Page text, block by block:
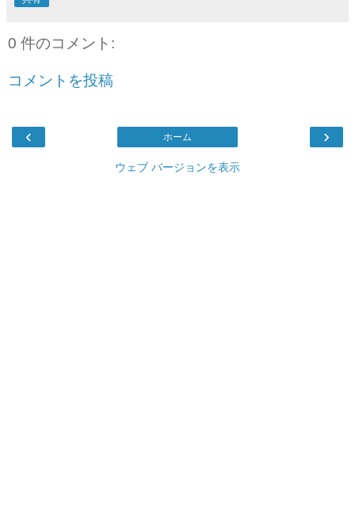
0 件のコメント:
コメントを投稿
‹ ›
ホーム
ウェブ バージョンを表示